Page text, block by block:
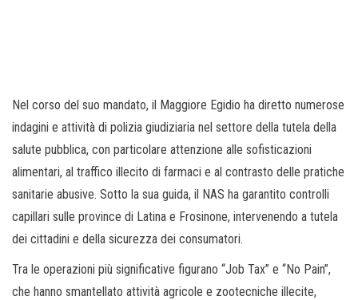
Nel corso del suo mandato, il Maggiore Egidio ha diretto numerose
indagini e attività di polizia giudiziaria nel settore della tutela della
salute pubblica, con particolare attenzione alle sofisticazioni
alimentari, al traffico illecito di farmaci e al contrasto delle pratiche
sanitarie abusive. Sotto la sua guida, il NAS ha garantito controlli
capillari sulle province di Latina e Frosinone, intervenendo a tutela
dei cittadini e della sicurezza dei consumatori.
Tra le operazioni più significative figurano “Job Tax” e “No Pain”,
che hanno smantellato attività agricole e zootecniche illecite,